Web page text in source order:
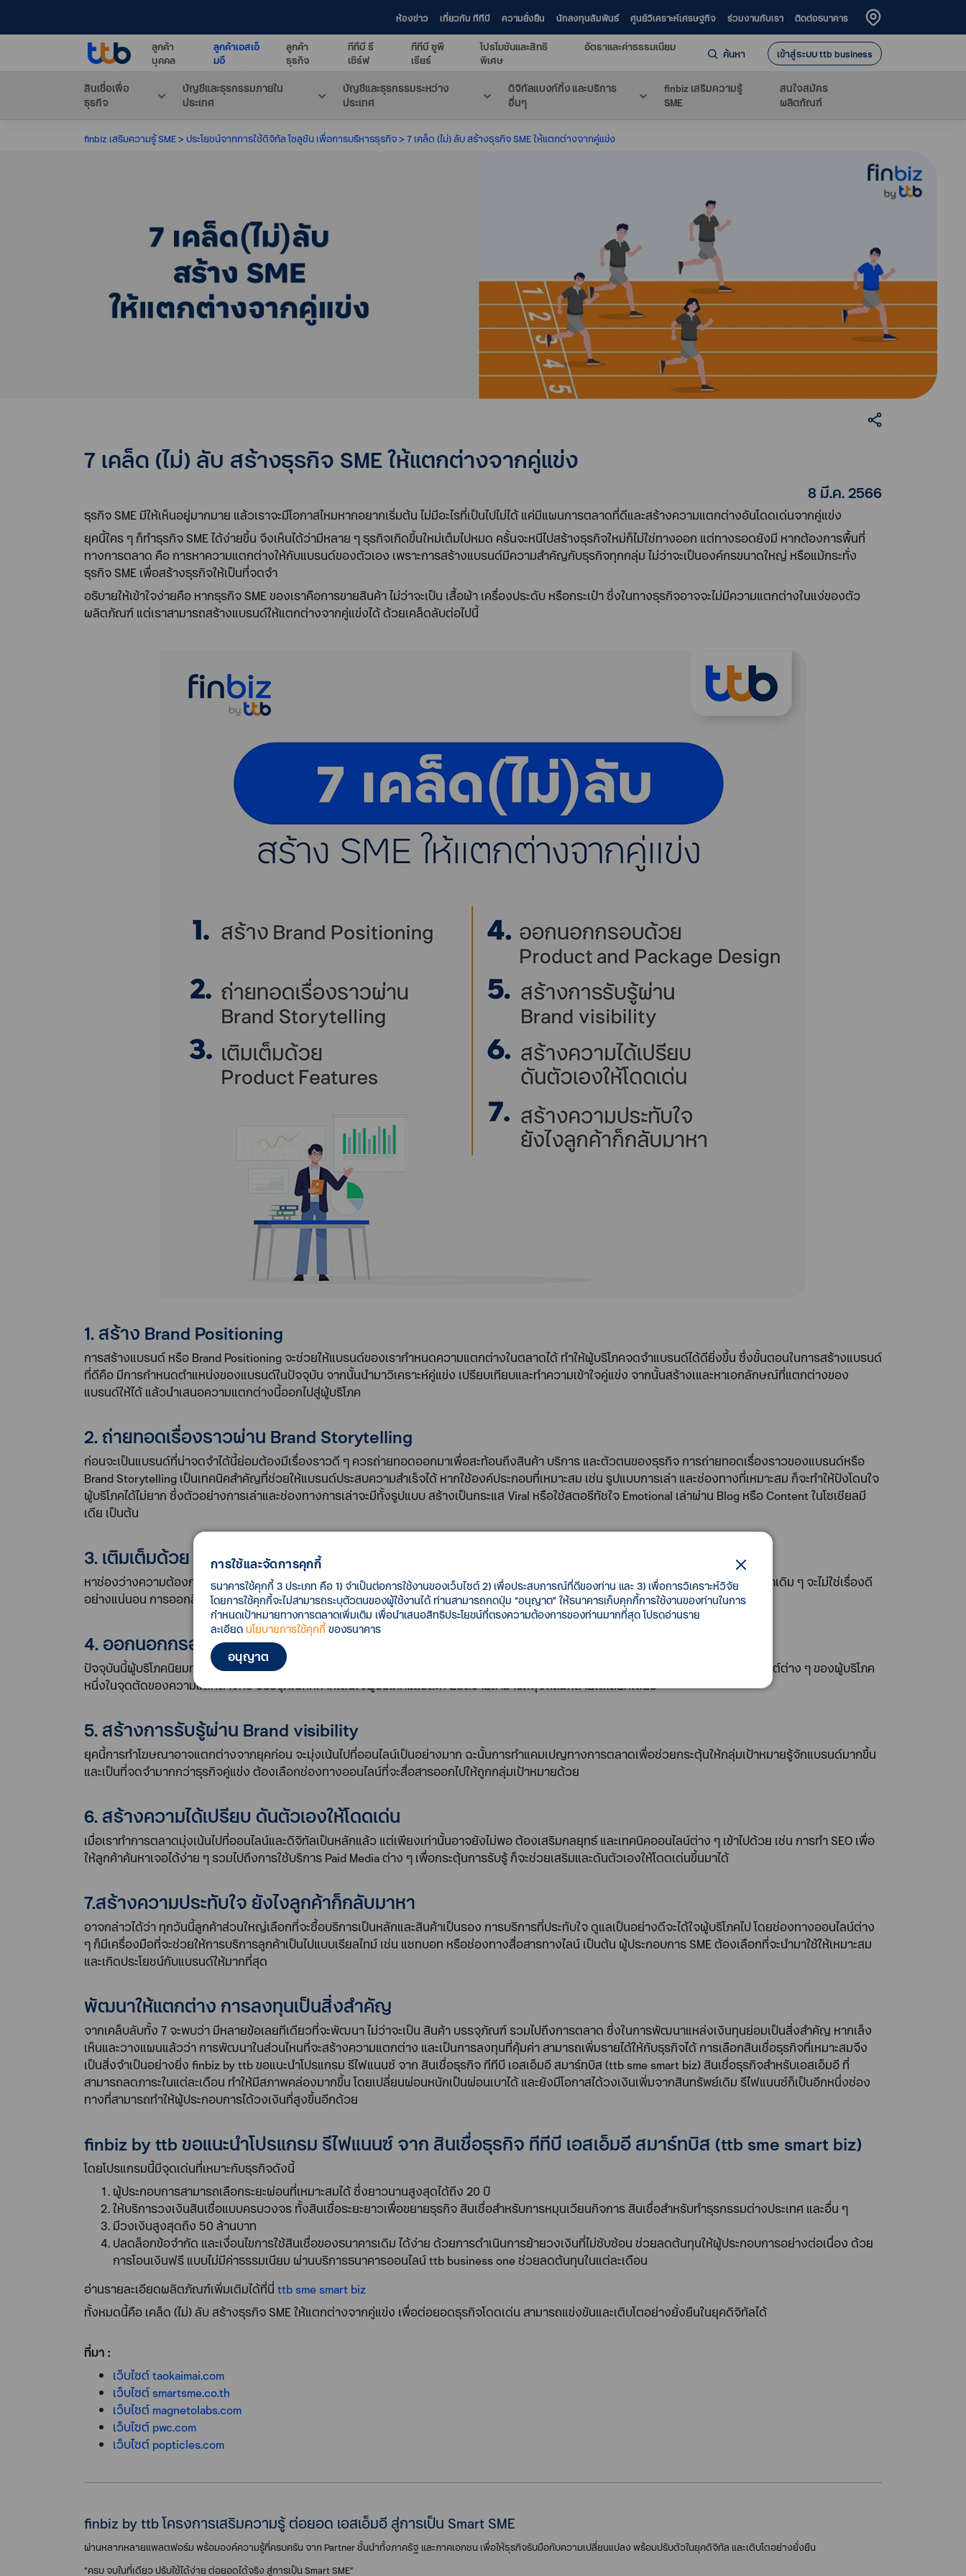
ห้องข่าว เกี่ยวกับ ทีทีบี ความยั่งยืน นักลงทุนสัมพันธ์ ศูนย์วิเคราะห์เศรษฐกิจ ร่วมงานกับเรา ติดต่อธนาคาร
ลูกค้า
บุคคล
ลูกค้าเอสเอ็
มอี
ลูกค้า
ธุรกิจ
ทีทีบี รี
เซิร์ฟ
ทีทีบี ซูพี
เรียร์
โปรโมชันและสิทธิ
พิเศษ
อัตราและค่าธรรมเนียม ค้นหา เข้าสู่ระบบ ttb business
สินเชื่อเพื่อ
ธุรกิจ
บัญชีและธุรกรรมภายใน
ประเทศ
บัญชีและธุรกรรมระหว่าง
ประเทศ
ดิจิทัลแบงก์กิ้ง และบริการ
อื่นๆ
finbiz เสริมความรู้
SME
สนใจสมัคร
ผลิตภัณฑ์
finbiz เสริมความรู้ SME ประโยชน์จากการใช้ดิจิทัล โซลูชัน เพื่อการบริหารธุรกิจ 7 เคล็ด (ไม่) ลับ สร้างธุรกิจ SME ให้แตกต่างจากคู่แข่ง
7 เคล็ด (ไม่) ลับ สร้างธุรกิจ SME ให้แตกต่างจากคู่แข่ง
8 มี.ค. 2566
ธุรกิจ SME มีให้เห็นอยู่มากมาย แล้วเราจะมีโอกาสไหมหากอยากเริ่มต้น ไม่มีอะไรที่เป็นไปไม่ได้ แค่มีแผนการตลาดที่ดีและสร้างความแตกต่างอันโดดเด่นจากคู่แข่ง
ยุคนี้ใคร ๆ ก็ทำธุรกิจ SME ได้ง่ายขึ้น จึงเห็นได้ว่ามีหลาย ๆ ธุรกิจเกิดขึ้นใหม่เต็มไปหมด ครั้นจะหนีไปสร้างธุรกิจใหม่ก็ไม่ใช่ทางออก แต่ทางรอดยังมี หากต้องการพื้นที่
ทางการตลาด คือ การหาความแตกต่างให้กับแบรนด์ของตัวเอง เพราะการสร้างแบรนด์มีความสำคัญกับธุรกิจทุกกลุ่ม ไม่ว่าจะเป็นองค์กรขนาดใหญ่ หรือแม้กระทั่ง
ธุรกิจ SME เพื่อสร้างธุรกิจให้เป็นที่จดจำ
อธิบายให้เข้าใจง่ายคือ หากธุรกิจ SME ของเราคือการขายสินค้า ไม่ว่าจะเป็น เสื้อผ้า เครื่องประดับ หรือกระเป๋า ซึ่งในทางธุรกิจอาจจะไม่มีความแตกต่างในแง่ของตัว
ผลิตภัณฑ์ แต่เราสามารถสร้างแบรนด์ให้แตกต่างจากคู่แข่งได้ ด้วยเคล็ดลับต่อไปนี้
1. สร้าง Brand Positioning
การสร้างแบรนด์ หรือ Brand Positioning จะช่วยให้แบรนด์ของเรากำหนดความแตกต่างในตลาดได้ ทำให้ผู้บริโภคจดจำแบรนด์ได้ดียิ่งขึ้น ซึ่งขั้นตอนในการสร้างแบรนด์
ที่ดีคือ มีการกำหนดตำแหน่งของแบรนด์ในปัจจุบัน จากนั้นนำมาวิเคราะห์คู่แข่ง เปรียบเทียบและทำความเข้าใจคู่แข่ง จากนั้นสร้างเและหาเอกลักษณ์ที่แตกต่างของ
แบรนด์ให้ได้ แล้วนำเสนอความแตกต่างนี้ออกไปสู่ผู้บริโภค
2. ถ่ายทอดเรื่องราวผ่าน Brand Storytelling
ก่อนจะเป็นแบรนด์ที่น่าจดจำได้นี้ย่อมต้องมีเรื่องราวดี ๆ ควรถ่ายทอดออกมาเพื่อสะท้อนถึงสินค้า บริการ และตัวตนของธุรกิจ การถ่ายทอดเรื่องราวของแบรนด์หรือ
Brand Storytelling เป็นเทคนิคสำคัญที่ช่วยให้แบรนด์ประสบความสำเร็จได้ หากใช้องค์ประกอบที่เหมาะสม เช่น รูปแบบการเล่า และช่องทางที่เหมาะสม ก็จะทำให้ปังโดนใจ
ผู้บริโภคได้ไม่ยาก ซึ่งตัวอย่างการเล่าและช่องทางการเล่าจะมีทั้งรูปแบบ สร้างเป็นกระแส Viral หรือใช้สตอรีทัชใจ Emotional เล่าผ่าน Blog หรือ Content ในโซเชียลมี
เดีย เป็นต้น
3. เติมเต็มด้วย Product Features
หาช่องว่างความต้องการของผู้บริโภคให้เจอ แล้วผลิตสินค้าหรือบริการออกมา เพื่อตอบสนองความต้องการนั้น ๆ การจะย่ำอยู่กับสิ่งเดิม ๆ สินค้าเดิม ๆ จะไม่ใช่เรื่องดี
อย่างแน่นอน การออกสินค้าใหม่จึงเป็นสิ่งจำเป็น แต่ต้องทำการทำวิจัยมาแล้วเป็นอย่างดีว่า เป็นสิ่งที่ผู้บริโภคกลุ่มเป้าหมายนั้นต้องการจริง ๆ
4. ออกนอกกรอบด้วย Product and Package Design
ปัจจุบันนี้ผู้บริโภคนิยมทำคอนเทนต์ การที่สินค้ามีบรรจุภัณฑ์ที่สวยงามจะสร้างความสนใจให้ผู้บริโภคได้เป็นอย่างดีรวมถึงมีการบอกต่อในคอนเท้นต์ต่าง ๆ ของผู้บริโภค
หนึ่งในจุดตัดของความแตกต่างคือ บรรจุภัณฑ์ที่หากโดนใจผู้บริโภคแล้วละก็ ยอดขายสามารถพุ่งถล่มทลายได้เลยทีเดียว
5. สร้างการรับรู้ผ่าน Brand visibility
ยุคนี้การทำโฆษณาอาจแตกต่างจากยุคก่อน จะมุ่งเน้นไปที่ออนไลน์เป็นอย่างมาก ฉะนั้นการทำแคมเปญทางการตลาดเพื่อช่วยกระตุ้นให้กลุ่มเป้าหมายรู้จักแบรนด์มากขึ้น
และเป็นที่จดจำมากกว่าธุรกิจคู่แข่ง ต้องเลือกช่องทางออนไลน์ที่จะสื่อสารออกไปให้ถูกกลุ่มเป้าหมายด้วย
6. สร้างความได้เปรียบ ดันตัวเองให้โดดเด่น
เมื่อเราทำการตลาดมุ่งเน้นไปที่ออนไลน์และดิจิทัลเป็นหลักแล้ว แต่เพียงเท่านั้นอาจยังไม่พอ ต้องเสริมกลยุทธ์ และเทคนิคออนไลน์ต่าง ๆ เข้าไปด้วย เช่น การทำ SEO เพื่อ
ให้ลูกค้าค้นหาเจอได้ง่าย ๆ รวมไปถึงการใช้บริการ Paid Media ต่าง ๆ เพื่อกระตุ้นการรับรู้ ก็จะช่วยเสริมและดันตัวเองให้โดดเด่นขึ้นมาได้
7.สร้างความประทับใจ ยังไงลูกค้าก็กลับมาหา
อาจกล่าวได้ว่า ทุกวันนี้ลูกค้าส่วนใหญ่เลือกที่จะซื้อบริการเป็นหลักและสินค้าเป็นรอง การบริการที่ประทับใจ ดูแลเป็นอย่างดีจะได้ใจผู้บริโภคไป โดยช่องทางออนไลน์ต่าง
ๆ ก็มีเครื่องมือที่จะช่วยให้การบริการลูกค้าเป็นไปแบบเรียลไทม์ เช่น แชทบอท หรือช่องทางสื่อสารทางไลน์ เป็นต้น ผู้ประกอบการ SME ต้องเลือกที่จะนำมาใช้ให้เหมาะสม
และเกิดประโยชน์กับแบรนด์ให้มากที่สุด
พัฒนาให้แตกต่าง การลงทุนเป็นสิ่งสำคัญ
จากเคล็บลับทั้ง 7 จะพบว่า มีหลายข้อเลยทีเดียวที่จะพัฒนา ไม่ว่าจะเป็น สินค้า บรรจุภัณฑ์ รวมไปถึงการตลาด ซึ่งในการพัฒนาแหล่งเงินทุนย่อมเป็นสิ่งสำคัญ หากเล็ง
เห็นและวางแผนแล้วว่า การพัฒนาในส่วนไหนที่จะสร้างความแตกต่าง และเป็นการลงทุนที่คุ้มค่า สามารถเพิ่มรายได้ให้กับธุรกิจได้ การเลือกสินเชื่อธุรกิจที่เหมาะสมจึง
เป็นสิ่งจำเป็นอย่างยิ่ง finbiz by ttb ขอแนะนำโปรแกรม รีไฟแนนซ์ จาก สินเชื่อธุรกิจ ทีทีบี เอสเอ็มอี สมาร์ทบิส (ttb sme smart biz) สินเชื่อธุรกิจสำหรับเอสเอ็มอี ที่
สามารถลดภาระในแต่ละเดือน ทำให้มีสภาพคล่องมากขึ้น โดยเปลี่ยนผ่อนหนักเป็นผ่อนเบาได้ และยังมีโอกาสได้วงเงินเพิ่มจากสินทรัพย์เดิม รีไฟแนนซ์ก็เป็นอีกหนึ่งช่อง
ทางที่สามารถทำให้ผู้ประกอบการได้วงเงินที่สูงขึ้นอีกด้วย
finbiz by ttb ขอแนะนำโปรแกรม รีไฟแนนซ์ จาก สินเชื่อธุรกิจ ทีทีบี เอสเอ็มอี สมาร์ทบิส (ttb sme smart biz)
โดยโปรแกรมนี้มีจุดเด่นที่เหมาะกับธุรกิจดังนี้
ผู้ประกอบการสามารถเลือกระยะผ่อนที่เหมาะสมได้ ซึ่งยาวนานสูงสุดได้ถึง 20 ปี
ให้บริการวงเงินสินเชื่อแบบครบวงจร ทั้งสินเชื่อระยะยาวเพื่อขยายธุรกิจ สินเชื่อสำหรับการหมุนเวียนกิจการ สินเชื่อสำหรับทำธุรกรรมต่างประเทศ และอื่น ๆ
มีวงเงินสูงสุดถึง 50 ล้านบาท
ปลดล็อกข้อจำกัด และเงื่อนไขการใช้สินเชื่อของธนาคารเดิม ได้ง่าย ด้วยการดำเนินการย้ายวงเงินที่ไม่ซับซ้อน ช่วยลดต้นทุนให้ผู้ประกอบการอย่างต่อเนื่อง ด้วย
การโอนเงินฟรี แบบไม่มีค่าธรรมเนียม ผ่านบริการธนาคารออนไลน์ ttb business one ช่วยลดต้นทุนในแต่ละเดือน
อ่านรายละเอียดผลิตภัณฑ์เพิ่มเติมได้ที่นี่ ttb sme smart biz
ทั้งหมดนี้คือ เคล็ด (ไม่) ลับ สร้างธุรกิจ SME ให้แตกต่างจากคู่แข่ง เพื่อต่อยอดธุรกิจโดดเด่น สามารถแข่งขันและเติบโตอย่างยั่งยืนในยุคดิจิทัลได้
ที่มา :
เว็บไซต์ taokaimai.com
เว็บไซต์ smartsme.co.th
เว็บไซต์ magnetolabs.com
เว็บไซต์ pwc.com
เว็บไซต์ popticles.com
finbiz by ttb โครงการเสริมความรู้ ต่อยอด เอสเอ็มอี สู่การเป็น Smart SME
ผ่านหลากหลายแพลตฟอร์ม พร้อมองค์ความรู้ที่ครบครัน จาก Partner ชั้นนำทั้งภาครัฐ และภาคเอกชน เพื่อให้ธุรกิจรับมือกับความเปลี่ยนแปลง พร้อมปรับตัวในยุคดิจิทัล และเติบโตอย่างยั่งยืน
“ครบ จบในที่เดียว ปรับใช้ได้ง่าย ต่อยอดได้จริง สู่การเป็น Smart SME”
การใช้และจัดการคุกกี้
ธนาคารใช้คุกกี้ 3 ประเภท คือ 1) จำเป็นต่อการใช้งานของเว็บไซต์ 2) เพื่อประสบการณ์ที่ดีของท่าน และ 3) เพื่อการวิเคราะห์วิจัย
โดยการใช้คุกกี้จะไม่สามารถระบุตัวตนของผู้ใช้งานได้ ท่านสามารถกดปุ่ม “อนุญาต” ให้ธนาคารเก็บคุกกี้การใช้งานของท่านในการ
กำหนดเป้าหมายทางการตลาดเพิ่มเติม เพื่อนำเสนอสิทธิประโยชน์ที่ตรงความต้องการของท่านมากที่สุด โปรดอ่านราย
ละเอียด นโยบายการใช้คุกกี้ ของธนาคาร
อนุญาต